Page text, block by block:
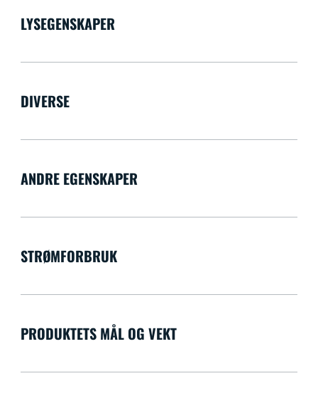
LYSEGENSKAPER
DIVERSE
ANDRE EGENSKAPER
STRØMFORBRUK
PRODUKTETS MÅL OG VEKT